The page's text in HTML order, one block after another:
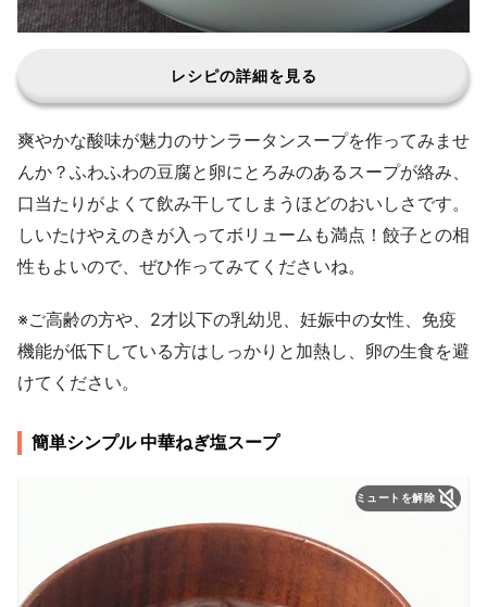
レシピの詳細を見る
爽やかな酸味が魅力のサンラータンスープを作ってみませ
んか？ふわふわの豆腐と卵にとろみのあるスープが絡み、
口当たりがよくて飲み干してしまうほどのおいしさです。
しいたけやえのきが入ってボリュームも満点！餃子との相
性もよいので、ぜひ作ってみてくださいね。
※ご高齢の方や、2才以下の乳幼児、妊娠中の女性、免疫
機能が低下している方はしっかりと加熱し、卵の生食を避
けてください。
簡単シンプル 中華ねぎ塩スープ
ミュートを解除